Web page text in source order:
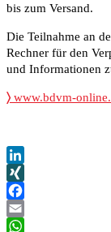
bis zum Versand.
Die Teilnahme an
Rechner für den
und Informationen
〉 www.bdvm-
LinkedIn
XING
Facebook
Email